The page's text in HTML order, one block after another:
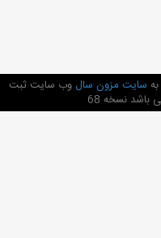
سایت مزون سال وب سایت ثبت
نسخه 68